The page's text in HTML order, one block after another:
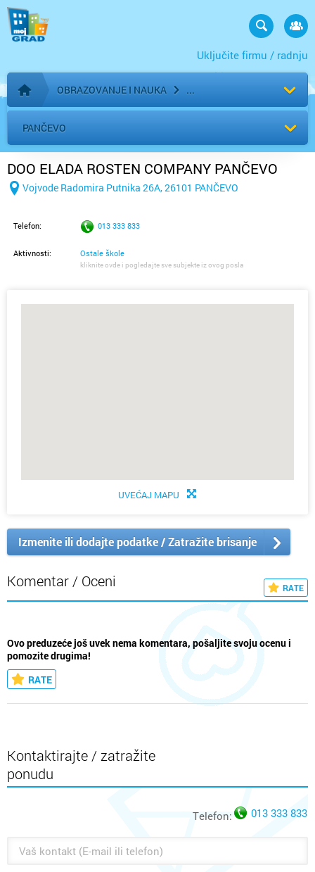
Uključite firmu / radnju
Početna stranica
OBRAZOVANJE I NAUKA
PANČEVO
DOO ELADA ROSTEN COMPANY PANČEVO
Vojvode Radomira Putnika 26A, 26101 PANČEVO
Telefon: 013 333 833
Aktivnosti: Ostale škole
kliknite ovde i pogledajte sve subjekte iz ovog posla
UVEĆAJ MAPU
Izmenite ili dodajte podatke / Zatražite brisanje
Komentar / Oceni RATE
Ovo preduzeće još uvek nema komentara, pošaljite svoju ocenu i
pomozite drugima!
RATE
Kontaktirajte / zatražite
ponudu
Telefon: 013 333 833